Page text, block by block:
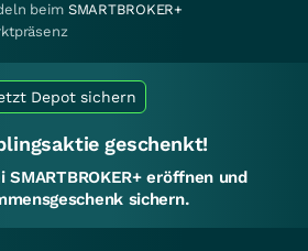
beim SMARTBROKER+
Depot sichern
geschenkt!
eröffnen und
sichern.